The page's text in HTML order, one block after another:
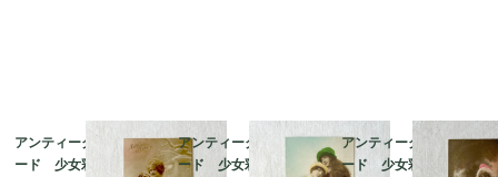
アンティークポストカ
ード 少女彩色写真 1
アンティークポストカ
ード 少女彩色写真 1
アンティークポストカ
ード 少女彩色写真 1